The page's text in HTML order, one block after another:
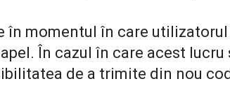
în momentul în care
În cazul în care acest
de a trimite din nou